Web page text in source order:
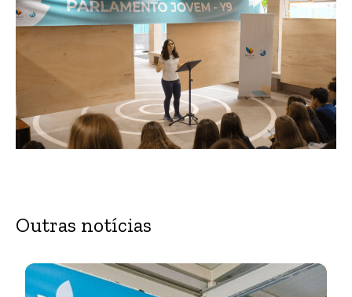
Outras notícias